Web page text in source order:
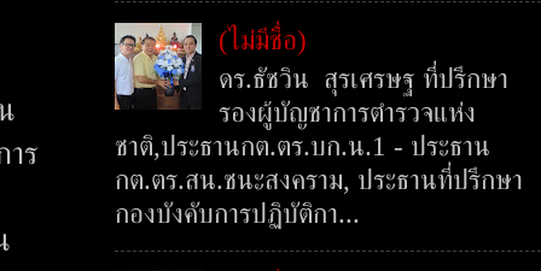
ร
(ไม่มีชื่อ)
ดร.ธัชวิน สุรเศรษฐ ที่ปรึกษา
รองผู้บัญชาการตำรวจแห่ง
ชาติ,ประธานกต.ตร.บก.น.1 - ประธาน
กต.ตร.สน.ชนะสงคราม, ประธานที่ปรึกษา
กองบังคับการปฏิบัติกา...